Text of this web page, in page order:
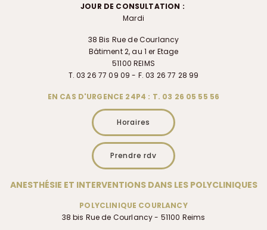
JOUR DE CONSULTATION :
Mardi
38 Bis Rue de Courlancy
Bâtiment 2, au 1 er Etage
51100 REIMS
T. 03 26 77 09 09 - F. 03 26 77 28 99
EN CAS D'URGENCE 24P4 : T. 03 26 05 55 56
Horaires
Prendre rdv
ANESTHÉSIE ET INTERVENTIONS DANS LES POLYCLINIQUES
POLYCLINIQUE COURLANCY
38 bis Rue de Courlancy - 51100 Reims